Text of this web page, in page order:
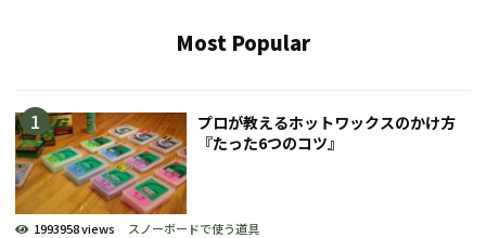
Most Popular
プロが教えるホットワックスのかけ方
『たった6つのコツ』
1993958 views スノーボードで使う道具